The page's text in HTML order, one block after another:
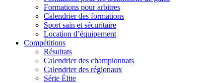
Formations pour arbitres
Calendrier des formations
Sport sain et sécuritaire
Location d’équipement
Compétitions
Résultats
Calendrier des championnats
Calendrier des régionaux
Série Élite